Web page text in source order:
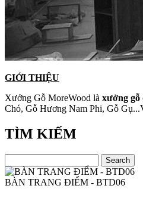
GIỚI THIỆU
Xưởng Gỗ MoreWood là xưởng gỗ
Chó, Gỗ Hương Nam Phi, Gỗ
TÌM KIẾM
BÀN TRANG ĐIỂM - BTD06